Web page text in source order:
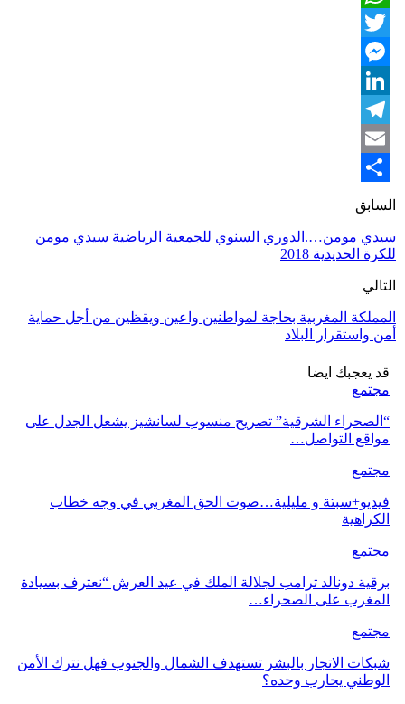
WhatsApp
Twitter
Messenger
LinkedIn
Telegram
Email
Share
السابق
سيدي مومن….الدوري السنوي للجمعية الرياضية سيدي مومن
للكرة الحديدية 2018
التالي
المملكة المغربية بحاجة لمواطنين واعين ويقظين من أجل حماية
أمن واستقرار البلاد
قد يعجبك ايضا
مجتمع
“الصحراء الشرقية” تصريح منسوب لسانشيز يشعل الجدل على
مواقع التواصل…
مجتمع
فيديو+سبتة و مليلية…صوت الحق المغربي في وجه خطاب
الكراهية
مجتمع
برقية دونالد ترامب لجلالة الملك في عيد العرش “نعترف بسيادة
المغرب على الصحراء…
مجتمع
شبكات الاتجار بالبشر تستهدف الشمال والجنوب فهل نترك الأمن
الوطني يحارب وحده؟